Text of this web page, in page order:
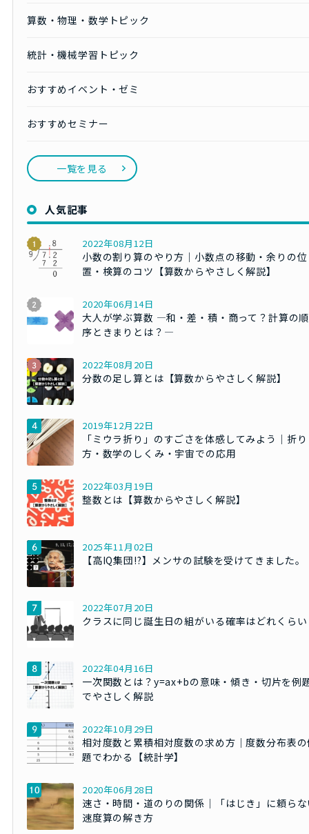
算数・物理・数学トピック
統計・機械学習トピック
おすすめイベント・ゼミ
おすすめセミナー
一覧を見る
人気記事
2022年08月12日
小数の割り算のやり方｜小数点の移動・余りの位
置・検算のコツ【算数からやさしく解説】
2020年06月14日
大人が学ぶ算数 ―和・差・積・商って？計算の順
序ときまりとは？―
2022年08月20日
分数の足し算とは【算数からやさしく解説】
2019年12月22日
「ミウラ折り」のすごさを体感してみよう｜折り
方・数学のしくみ・宇宙での応用
2022年03月19日
整数とは【算数からやさしく解説】
2025年11月02日
【高IQ集団!?】メンサの試験を受けてきました。
2022年07月20日
クラスに同じ誕生日の組がいる確率はどれくら
2022年04月16日
一次関数とは？y=ax+bの意味・傾き・切片を例
でやさしく解説
2022年10月29日
相対度数と累積相対度数の求め方｜度数分布表
題でわかる【統計学】
2020年06月28日
速さ・時間・道のりの関係｜「はじき」に頼ら
速度算の解き方